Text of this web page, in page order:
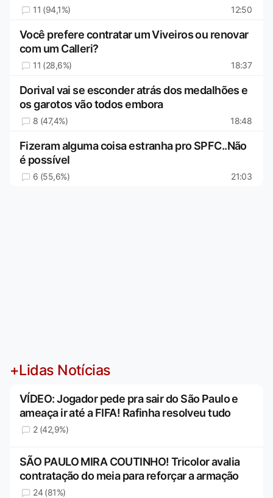
11 (94,1%) 12:50
Você prefere contratar um Viveiros ou renovar
com um Calleri?
11 (28,6%) 18:37
Dorival vai se esconder atrás dos medalhões e
os garotos vão todos embora
8 (47,4%) 18:48
Fizeram alguma coisa estranha pro SPFC..Não
é possível
6 (55,6%) 21:03
+Lidas Notícias
VÍDEO: Jogador pede pra sair do São Paulo e
ameaça ir até a FIFA! Rafinha resolveu tudo
2 (42,9%)
SÃO PAULO MIRA COUTINHO! Tricolor avalia
contratação do meia para reforçar a armação
24 (81%)